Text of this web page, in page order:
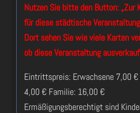
Nutzen Sie bitte den Button: „Zur
für diese städtische
Dort sehen Sie wie viele Karten
ob diese Veranstaltung
Eintrittspreis: Erwachsene 7,00
4,00 € Familie: 16,00 €
Ermäßigungsberechtigt sind